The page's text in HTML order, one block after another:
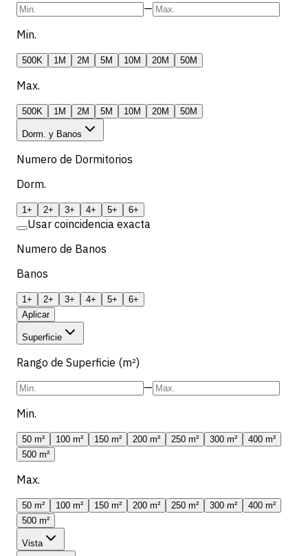
—
Min.
500K 1M 2M 5M 10M 20M 50M
Max.
500K 1M 2M 5M 10M 20M 50M
Dorm. y Banos
Numero de Dormitorios
Dorm.
1+ 2+ 3+ 4+ 5+ 6+
Usar coincidencia exacta
Numero de Banos
Banos
1+ 2+ 3+ 4+ 5+
6+
Aplicar
Superficie
Rango de Superficie (m²)
—
Min.
50 m² 100 m² 150 m² 200 m² 250 m² 300 m²
400 m²
500 m²
Max.
50 m² 100 m² 150 m² 200 m² 250 m² 300 m²
400 m²
500 m²
Vista